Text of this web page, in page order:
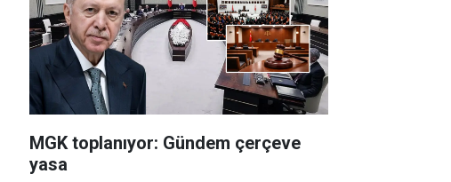
MGK toplanıyor: Gündem çerçeve
yasa